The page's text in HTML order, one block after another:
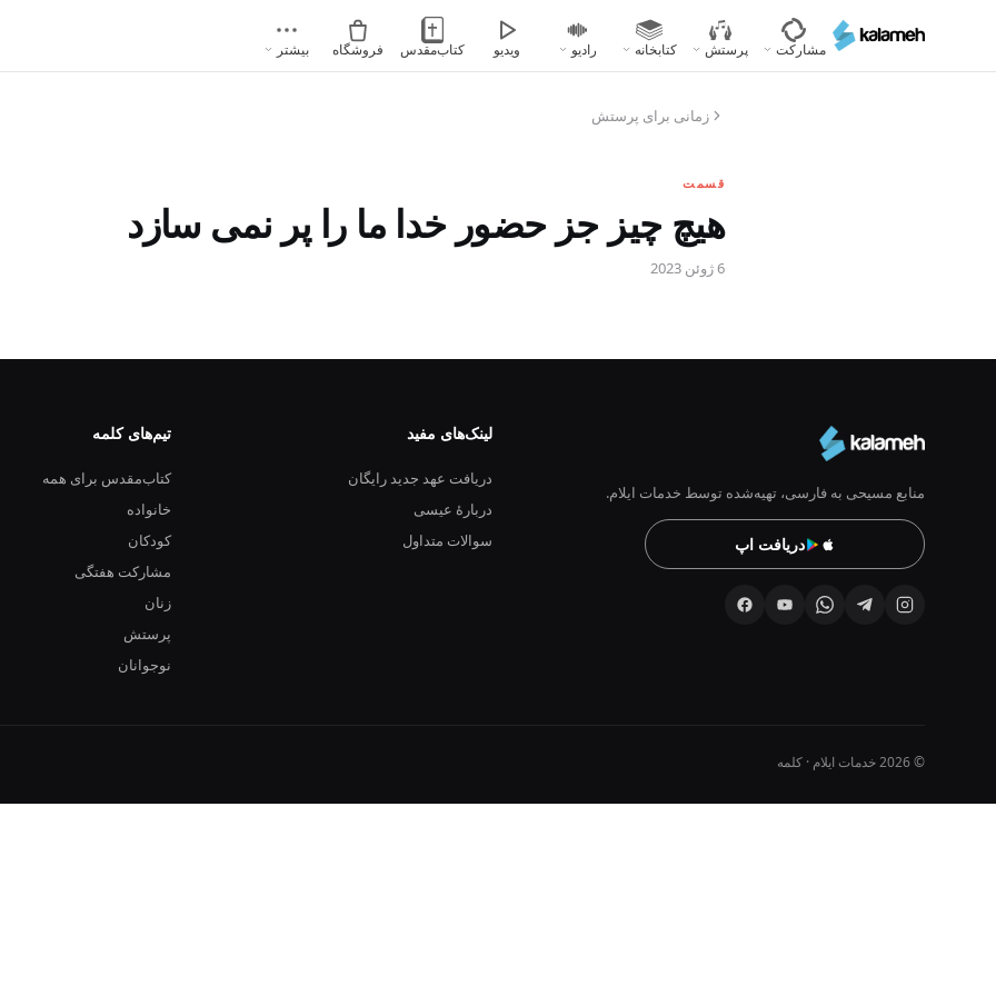
محتوای
مشارکت پرستش کتابخانه رادیو ویدیو کتاب‌مقدس فروشگاه بیشتر
زمانی برای پرستش
قسمت
هیچ چیز جز حضور خدا ما را پر نمی سازد
6 ژوئن 2023
منابع مسیحی به فارسی، تهیه‌شده توسط خدمات ایلام.
دریافت اپ
لینک‌های مفید
دریافت عهد جدید رایگان
دربارهٔ عیسی
سوالات متداول
تیم‌های کلمه
کتاب‌مقدس برای همه
خانواده
کودکان
مشارکت هفتگی
زنان
پرستش
نوجوانان
© 2026 خدمات ایلام · کلمه